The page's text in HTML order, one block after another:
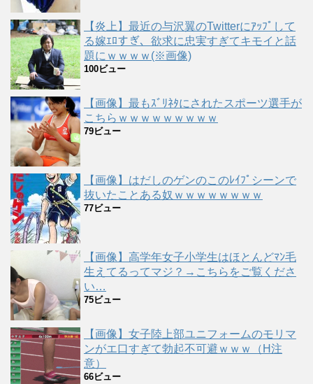
【炎上】最近の与沢翼のTwitterにｱｯﾌﾟして
る嫁ｴﾛすぎ、欲求に忠実すぎてキモイと話
題にｗｗｗｗ(※画像)
100ビュー
【画像】最もｽﾞﾘﾈﾀにされたスポーツ選手が
こちらｗｗｗｗｗｗｗｗｗ
79ビュー
【画像】はだしのゲンのこのﾚｲﾌﾟシーンで
抜いたことある奴ｗｗｗｗｗｗｗｗ
77ビュー
【画像】高学年女子小学生はほとんどﾏﾝ毛
生えてるってマジ？→こちらをご覧くださ
い…
75ビュー
【画像】女子陸上部ユニフォームのモリマ
ンがエ口すぎて勃起不可避ｗｗｗ（H注
意）
66ビュー